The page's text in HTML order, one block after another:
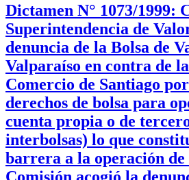
Dictamen N° 1073/1999:
Superintendencia de
denuncia de la Bolsa de
Valparaíso en contra de
Comercio de Santiago
derechos de bolsa para
cuenta propia o de
interbolsas) lo que
barrera a la operación de
Comisión acogió la